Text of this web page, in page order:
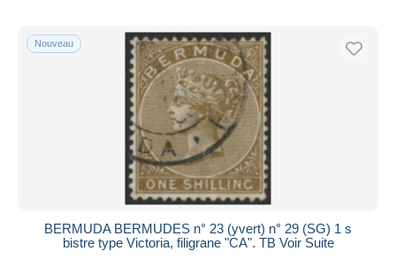
Nouveau
BERMUDA BERMUDES n° 23 (yvert) n° 29 (SG) 1 s
bistre type Victoria, filigrane "CA". TB Voir Suite